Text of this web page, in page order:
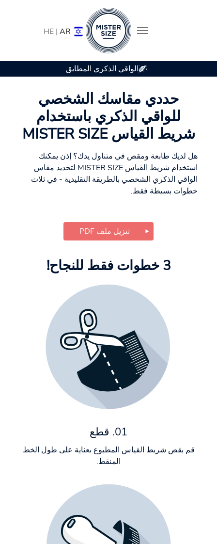
HE | AR
الواقي الذكري المطابق
حددي مقاسك الشخصي
للواقي الذكري باستخدام
شريط القياس MISTER SIZE
هل لديك طابعة ومقص في متناول يدك؟ إذن يمكنك
استخدام شريط القياس MISTER SIZE لتحديد مقاس
الواقي الذكري الشخصي بالطريقة التقليدية - في ثلاث
خطوات بسيطة فقط.
تنزيل ملف PDF
3 خطوات فقط للنجاح!
01. قطع
قم بقص شريط القياس المطبوع بعناية على طول الخط
المنقط.